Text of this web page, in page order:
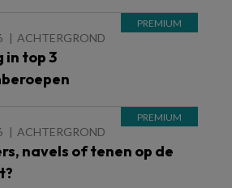
ACHTERGROND
in top 3
ACHTERGROND
navels of tenen op de